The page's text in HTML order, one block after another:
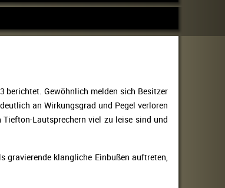
berichtet. Gewöhnlich melden sich Besitzer
an Wirkungsgrad und Pegel verloren
Lautsprechern viel zu leise sind und
gravierende klangliche Einbußen auftreten,